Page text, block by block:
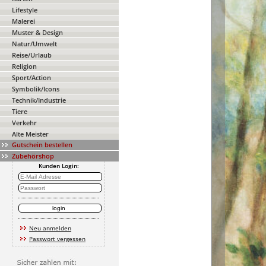
Lifestyle
Malerei
Muster & Design
Natur/Umwelt
Reise/Urlaub
Religion
Sport/Action
Symbolik/Icons
Technik/Industrie
Tiere
Verkehr
Alte Meister
Gutschein bestellen
Zubehörshop
Kunden Login:
Neu anmelden
Passwort vergessen